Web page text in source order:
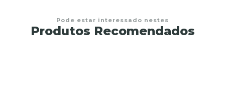
Pode estar interessado nestes
Produtos Recomendados